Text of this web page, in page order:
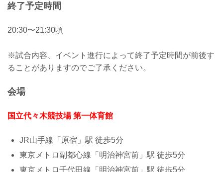
終了予定時間
20:30〜21:30頃
※試合内容、イベント進行によって終了予定時間が前後す
ることがありますのでご了承ください。
会場
国立代々木競技場 第一体育館
JR山手線「原宿」駅 徒歩5分
東京メトロ副都心線「明治神宮前」駅 徒歩5分
東京メトロ千代田線「明治神宮前」駅 徒歩5分